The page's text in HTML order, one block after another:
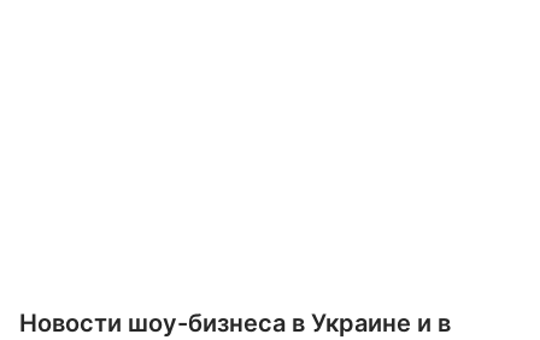
Новости шоу-бизнеса в Украине и в